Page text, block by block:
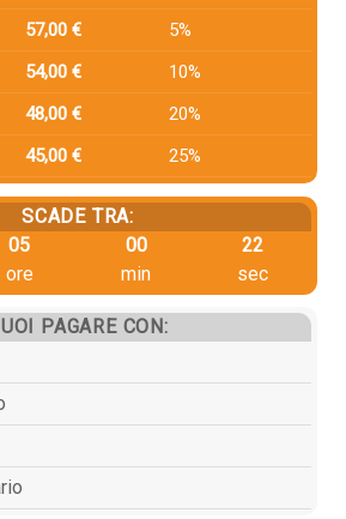
57,00 €
5%
54,00 €
10%
48,00 €
20%
45,00 € 25%
SCADE TRA:
05
ore
00
min
22
sec
PAGARE CON: